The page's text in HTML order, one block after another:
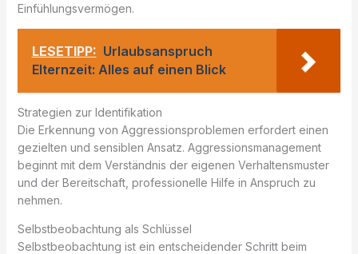
Einfühlungsvermögen.
LESETIPP: Urlaubsanspruch
Elternzeit: Alles auf einen Blick
Strategien zur Identifikation
Die Erkennung von Aggressionsproblemen erfordert einen
gezielten und sensiblen Ansatz. Aggressionsmanagement
beginnt mit dem Verständnis der eigenen Verhaltensmuster
und der Bereitschaft, professionelle Hilfe in Anspruch zu
nehmen.
Selbstbeobachtung als Schlüssel
Selbstbeobachtung ist ein entscheidender Schritt beim